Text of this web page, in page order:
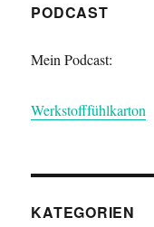
PODCAST
Mein Podcast:
Werkstofffühlkarton
KATEGORIEN